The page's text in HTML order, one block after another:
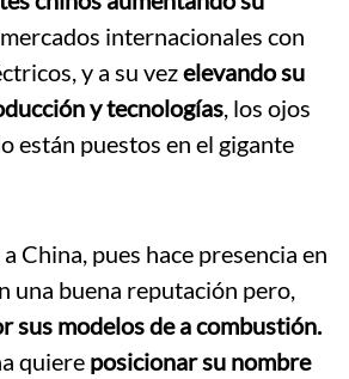
internacionales con
y a su vezelevando su
y tecnologías , los ojos
están puestos en el gigante
China, pues hace presencia en
una buena reputación pero,
sus modelos de a combustión.
quiere posicionar su nombre